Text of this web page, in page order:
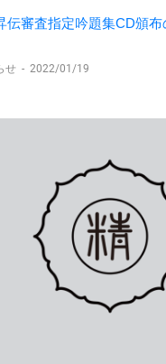
審査指定吟題集CD頒布
せ - 2022/01/19